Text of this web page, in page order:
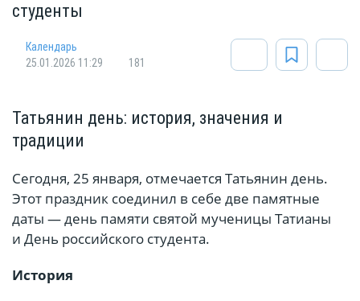
студенты
Календарь
25.01.2026 11:29
181
Татьянин день: история, значения и
традиции
Сегодня, 25 января, отмечается Татьянин день.
Этот праздник соединил в себе две памятные
даты — день памяти святой мученицы Татианы
и День российского студента.
История